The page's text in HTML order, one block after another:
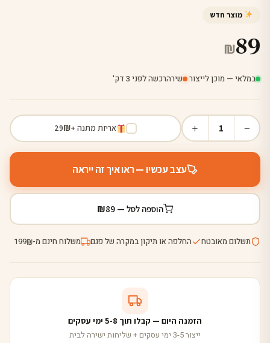
מוצר חדש
₪89
במלאי — מוכן לייצור· שירהרכשה לפני 3 דק'
−
1
+ אריזת מתנה +₪
29
עצב עכשיו — ראו איך זה ייראה
הוספה לסל — ₪89
תשלום מאובטח החלפה או תיקון במקרה של פגם משלוח חינם מ-₪
199
הזמנה היום — קבלו תוך 5-8 ימי עסקים
ייצור 3-5 ימי עסקים + שליחות ישירה לבית